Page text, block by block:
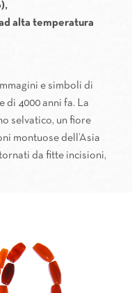
alta temperatura
e simboli di
di 4000 anni fa. La
selvatico, un fiore
montuose dell’Asia
da fitte incisioni,